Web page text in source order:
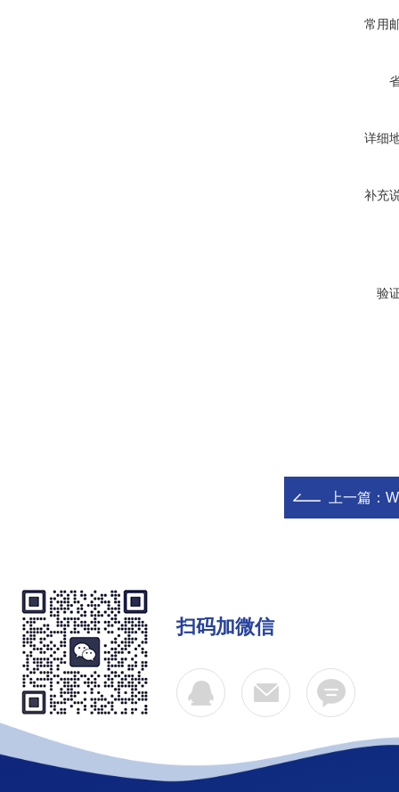
常用
详细
补充
验
上一篇：
扫码加微信